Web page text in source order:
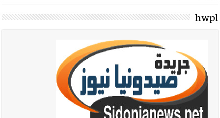
استعراض شامل لمشاريع وتأكيدٌ على حماية القيمة التراثية للمدينة
القديمة
أخبار صيدا عمر مرجان يطلق أكاديمية نادي الحرية لكرة القدم
hwpl